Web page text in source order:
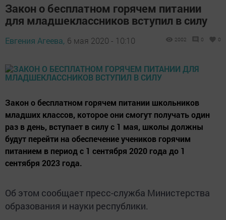
Закон о бесплатном горячем питании
для младшеклассников вступил в силу
Евгения Агеева, 6 мая 2020 - 10:10 2002 0 0
Закон о бесплатном горячем питании школьников
младших классов, которое они смогут получать один
раз в день, вступает в силу с 1 мая, школы должны
будут перейти на обеспечение учеников горячим
питанием в период с 1 сентября 2020 года до 1
сентября 2023 года.
Об этом сообщает пресс-служба Министерства
образования и науки республики.